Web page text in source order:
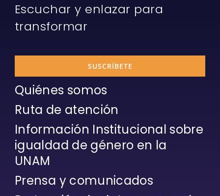
Escuchar y enlazar para
transformar
SUSCRÍBETE
Quiénes somos
Ruta de atención
Información Institucional sobre
igualdad de género en la
UNAM
Prensa y comunicados